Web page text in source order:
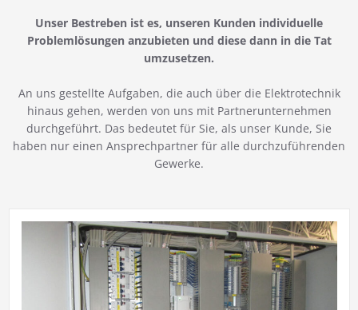
Unser Bestreben ist es, unseren Kunden individuelle
Problemlösungen anzubieten und diese dann in die Tat
umzusetzen.
An uns gestellte Aufgaben, die auch über die Elektrotechnik
hinaus gehen, werden von uns mit Partnerunternehmen
durchgeführt. Das bedeutet für Sie, als unser Kunde, Sie
haben nur einen Ansprechpartner für alle durchzuführenden
Gewerke.